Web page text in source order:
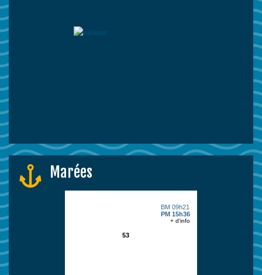
Marées